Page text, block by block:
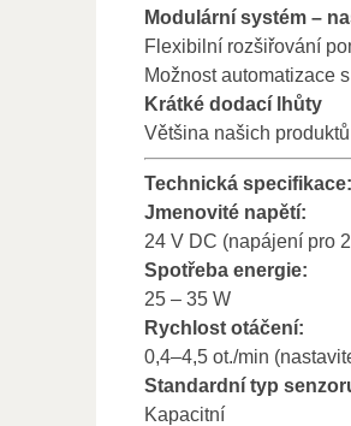
Modulární systém –
Flexibilní rozšiřování
Možnost automatizace
Krátké dodací lhůty
Většina našich
Technická specifikace:
Jmenovité napětí:
24 V DC (napájení pro
Spotřeba energie:
25 – 35 W
Rychlost otáčení:
0,4–4,5 ot./min
Standardní typ
Kapacitní